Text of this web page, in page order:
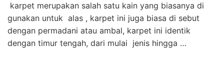
karpet merupakan salah satu kain yang biasanya di
gunakan untuk alas , karpet ini juga biasa di sebut
dengan permadani atau ambal, karpet ini identik
dengan timur tengah, dari mulai jenis hingga …